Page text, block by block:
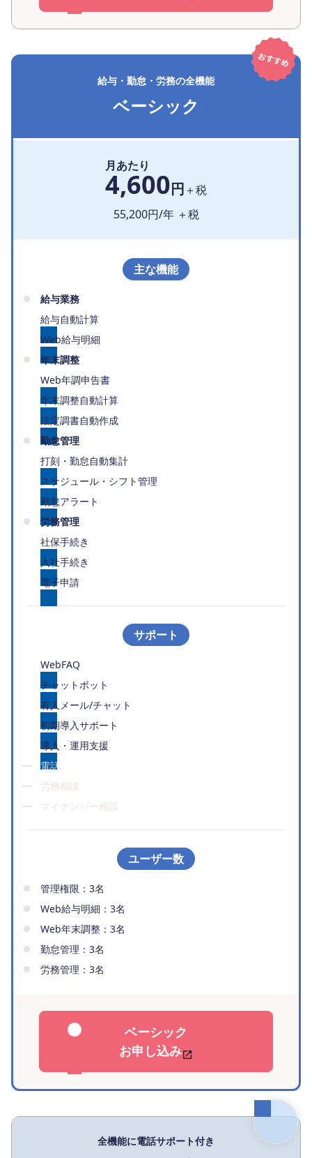
給与・勤怠・労務の全機能
ベーシック
月あたり
4,600円 ＋税
55,200円/年 ＋税
主な機能
給与業務
給与自動計算
Web給与明細
年末調整
Web年調申告書
年末調整自動計算
法定調書自動作成
勤怠管理
打刻・勤怠自動集計
スケジュール・シフト管理
勤怠アラート
労務管理
社保手続き
入社手続き
電子申請
サポート
WebFAQ
チャットボット
有人メール/チャット
初期導入サポート
導入・運用支援
電話
労務相談
マイナンバー相談
ユーザー数
管理権限：3名
Web給与明細：3名
Web年末調整：3名
勤怠管理：3名
労務管理：3名
ベーシック
お申し込み
全機能に電話サポート付き